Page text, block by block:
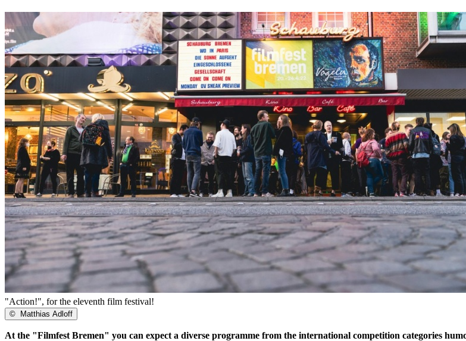
"Action!", for the eleventh film festival!
© Matthias Adloff
At the "Filmfest Bremen" you can expect a diverse programme from the international competition categories